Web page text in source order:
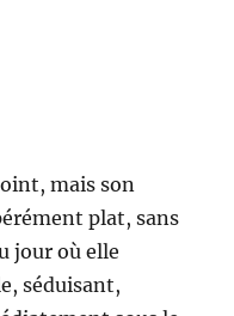
mais son
plat, sans
jour où elle
séduisant,